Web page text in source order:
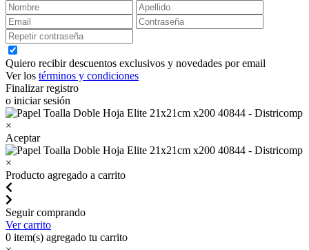
Quiero recibir descuentos exclusivos y novedades por email
Ver los términos y condiciones
Finalizar registro
o iniciar sesión
×
Aceptar
×
Producto agregado a carrito
Seguir comprando
Ver carrito
0 item(s) agregado tu carrito